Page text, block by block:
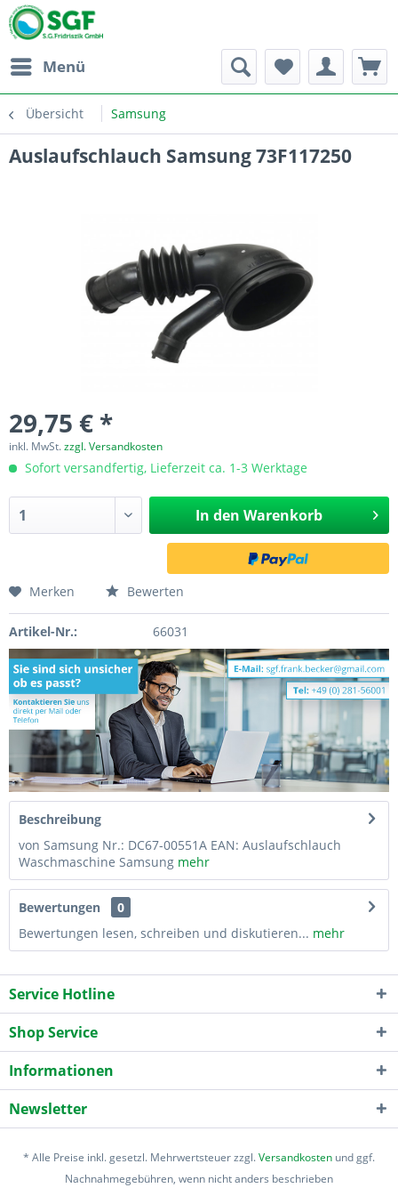
Menü
Übersicht Samsung
Auslaufschlauch Samsung 73F117250
29,75 € *
inkl. MwSt.zzgl. Versandkosten
Sofort versandfertig, Lieferzeit ca. 1-3 Werktage
In den Warenkorb
Merken Bewerten
Artikel-Nr.: 66031
Beschreibung
von Samsung Nr.: DC67-00551A EAN: Auslaufschlauch
Waschmaschine Samsung mehr
Bewertungen
0
Bewertungen lesen, schreiben und diskutieren... mehr
Service Hotline
Shop Service
Informationen
Newsletter
* Alle Preise inkl. gesetzl. Mehrwertsteuer zzgl.Versandkosten und ggf.
Nachnahmegebühren, wenn nicht anders beschrieben